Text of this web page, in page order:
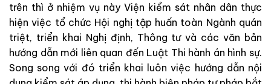
trên thì ở nhiệm vụ này Viện kiểm sát nhân dân thực
hiện việc tổ chức Hội nghị tập huấn toàn Ngành quán
triệt, triển khai Nghị định, Thông tư và các văn bản
hướng dẫn mới liên quan đến Luật Thi hành án hình sự.
Song song với đó triển khai luôn việc hướng dẫn nội